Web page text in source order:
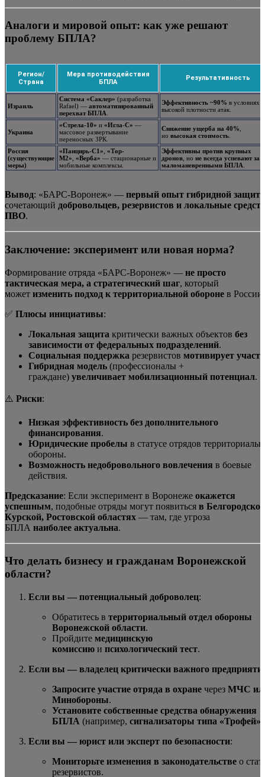
Аналоги и мировой опыт: как уже решают
проблему БПЛА?
Регион/
Страна
Мера противодействия
БПЛА
Результативность
Израиль
Система «Саклер» (разработка
Rafael) — автоматизированный
перехват БПЛА
Эффективность ~90% в условиях
высокой плотности атак.
Украина
«Стрела-10» и «Игла-С» —
массовое развертывание
переносных ЗРК.
Снижение ущерба на 40%
но высокая стоимость
Россия
(существующие
меры)
«Панцирь-С1» «Тор-
М2» «Верба» — стационарные и
мобильные комплексы.
Эффективны против крупных
дронов , но не всегда успевают за
маломаневренными БПЛА
Вывод: «БАРС-Воронеж» — первый опыт гибридной
сочетающий добровольцев, резервистов и локальные
ПВО.
Заключение: эксперимент или новая норма?
Формирование отряда «БАРС-Воронеж» — не просто
тактическая мера, а стратегический шаг, который
может изменить подход к территориальной обороне в России.
✅ Плюсы инициативы:
Локальная защита критически важных объектов без
зависимости от федеральных подразделений.
Социальная поддержка резервистов мотивирует
Гибридная модель (профессионалы +
граждане) увеличивает мобилизационный потенциал.
⚠️ Риски:
Низкая эффективность без дополнительного
финансирования.
Юридические пробелы в статусе отрядов
обороны.
Возможность недобровольного вовлечения в боевые
действия.
Предсказание: Если эксперимент в Воронеже окажется
успешным, подобные отряды могут появиться в
Курской, Ростовской областях — там, где угроза
БПЛА наиболее актуальна.
Что делать бизнесу и гражданам Воронежской
области?
Если вы — потенциальный доброволец:
Обратитесь в территориальный отдел обороны
Воронежской области.
Пройдите медицинскую
комиссию и психологический тест.
Если вы — владелец критически важного
Запросите участие отряда в охране через МЧС
Минобороны.
Установите собственные средства обнаружения
БПЛА (например, сигнализаторы типа «Трофей»
Если вы — юрист или эксперт по безопасности:
Мониторьте изменения в законодательстве о
резервистов.